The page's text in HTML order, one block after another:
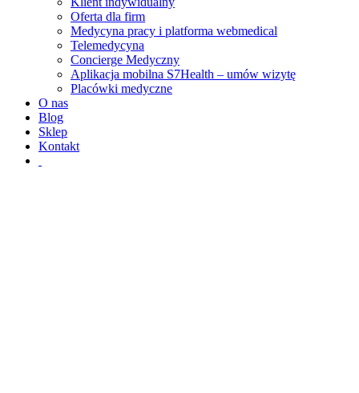
Oferta dla firm
Medycyna pracy i platforma webmedical
Telemedycyna
Concierge Medyczny
Aplikacja mobilna S7Health – umów wizytę
Placówki medyczne
O nas
Blog
Sklep
Kontakt